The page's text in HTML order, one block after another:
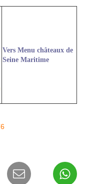
Vers Menu châteaux de
Seine Maritime